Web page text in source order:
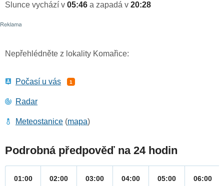
Slunce vychází v 05:46 a zapadá v 20:28
Nepřehlédněte z lokality Komařice:
Počasí u vás 1
Radar
Meteostanice (mapa)
Podrobná předpověď na 24 hodin
01:00 02:00 03:00 04:00 05:00 06:00